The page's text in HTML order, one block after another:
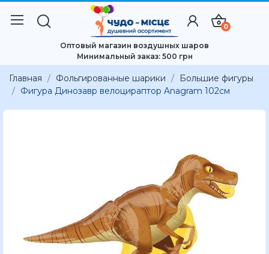
0
Оптовый магазин воздушных шаров
Минимальный заказ: 500 грн
Главная Фольгированные шарики
Большие фигуры
Фигура Динозавр велоцираптор Anagram 102см